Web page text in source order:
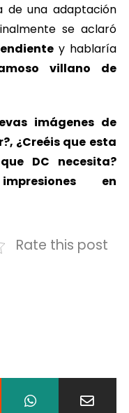
de una adaptación
se aclaró
y hablaría
villano de
imágenes de
¿Creéis que esta
DC necesita?
en
Rate this post